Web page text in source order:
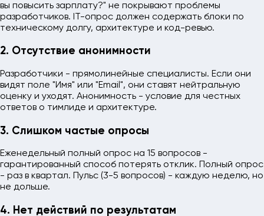
вы повысить зарплату?" не покрывают проблемы
разработчиков. IT-опрос должен содержать блоки по
техническому долгу, архитектуре и код-ревью.
2. Отсутствие анонимности
Разработчики - прямолинейные специалисты. Если они
видят поле "Имя" или "Email", они ставят нейтральную
оценку и уходят. Анонимность - условие для честных
ответов о тимлиде и архитектуре.
3. Слишком частые опросы
Еженедельный полный опрос на 15 вопросов -
гарантированный способ потерять отклик. Полный опрос
- раз в квартал. Пульс (3-5 вопросов) - каждую неделю, но
не дольше.
4. Нет действий по результатам